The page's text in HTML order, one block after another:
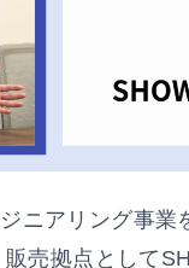
ニアリング事
売拠点として